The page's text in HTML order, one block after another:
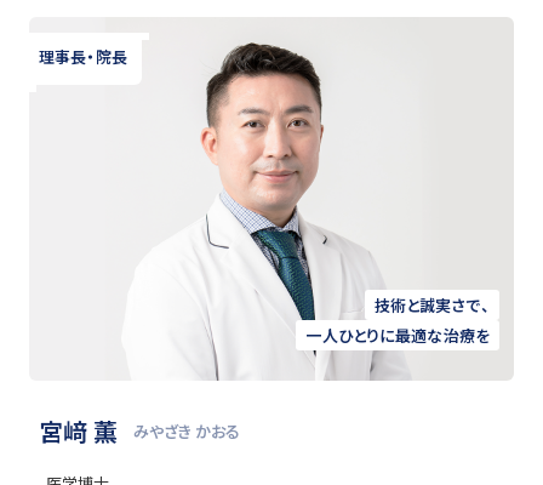
技術と誠実さで⁨⁩、
一人ひとりに最適な治療を
理事長・院長
宮﨑 薫 みやざき かおる